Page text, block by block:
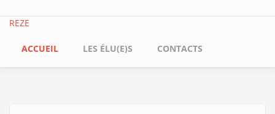
REZE
ACCUEIL LES ÉLU(E)S CONTACTS